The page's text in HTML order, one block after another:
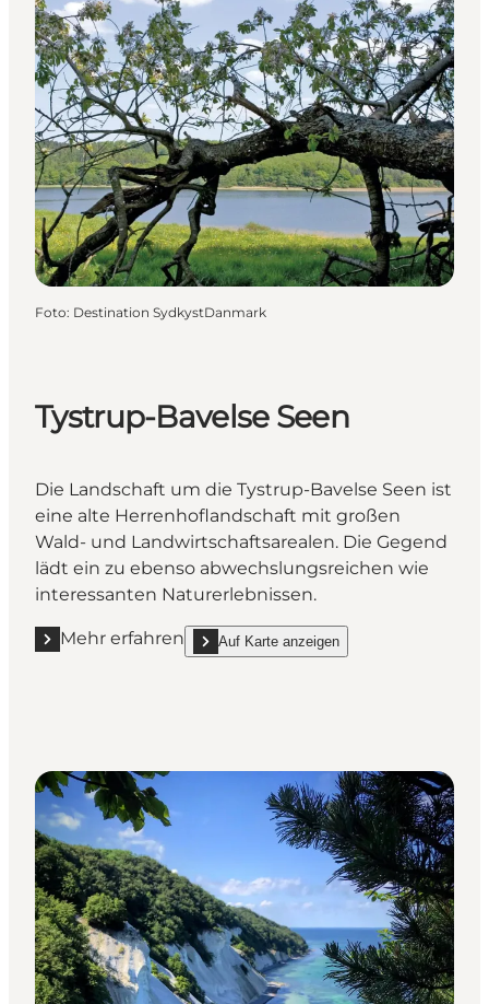
Foto: Destination SydkystDanmark
Tystrup-Bavelse Seen
Die Landschaft um die Tystrup-Bavelse Seen ist
eine alte Herrenhoflandschaft mit großen
Wald- und Landwirtschaftsarealen. Die Gegend
lädt ein zu ebenso abwechslungsreichen wie
interessanten Naturerlebnissen.
Mehr erfahren
Mehr erfahren "Tystrup-Bavelse Seen"
Auf Karte anzeigen
show Tystrup-Bavelse Seen on_map